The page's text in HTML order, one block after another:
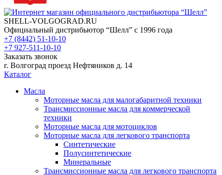
SHELL-VOLGOGRAD.RU
Официальный дистрибьютор “Шелл” с 1996 года
+7 (8442) 51-10-10
+7 927-511-10-10
Заказать звонок
г. Волгоград проезд Нефтяников д. 14
Каталог
Масла
Моторные масла для малогабаритной техники
Трансмиссионные масла для коммерческой
техники
Моторные масла для мотоциклов
Моторные масла для легкового транспорта
Синтетические
Полусинтетические
Минеральные
Трансмиссионные масла для легкового транспорта